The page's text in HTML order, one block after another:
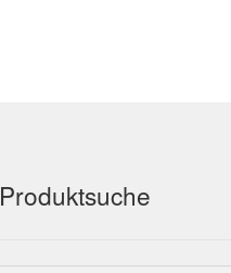
Produktsuche